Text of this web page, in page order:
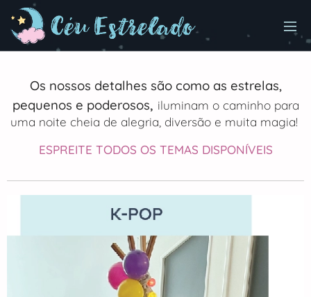
Os nossos detalhes são como as estrelas,
pequenos e poderosos, iluminam o caminho para
uma noite cheia de alegria, diversão e muita magia!
ESPREITE TODOS OS TEMAS DISPONÍVEIS